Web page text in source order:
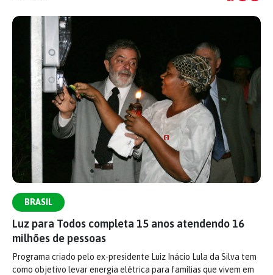
BRASIL
Luz para Todos completa 15 anos atendendo 16
milhões de pessoas
Programa criado pelo ex-presidente Luiz Inácio Lula da Silva tem
como objetivo levar energia elétrica para famílias que vivem em